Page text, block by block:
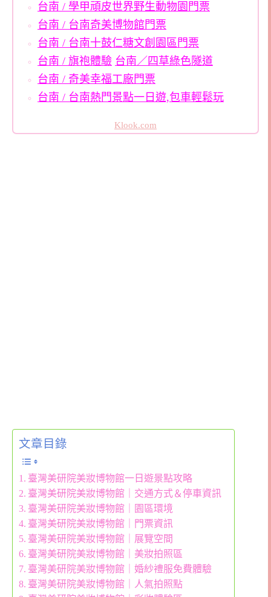
台南 / 學甲頑皮世界野生動物園門票
台南 / 台南奇美博物館門票
台南 / 台南十鼓仁糖文創園區門票
台南 / 旗袍體驗 台南／四草綠色隧道
台南 / 奇美幸福工廠門票
台南 / 台南熱門景點一日遊,包車輕鬆玩
Klook.com
文章目錄
臺灣美研院美妝博物館一日遊景點攻略
臺灣美研院美妝博物館｜交通方式＆停車資訊
臺灣美研院美妝博物館｜園區環境
臺灣美研院美妝博物館｜門票資訊
臺灣美研院美妝博物館｜展覽空間
臺灣美研院美妝博物館｜美妝拍照區
臺灣美研院美妝博物館｜婚紗禮服免費體驗
臺灣美研院美妝博物館｜人氣拍照點